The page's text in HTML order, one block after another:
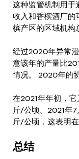
这种监管机制用于
收入和香槟酒厂的
槟产区的区域机构
经过2020年异常
意该年的产量比
情况。 2020年的
在2021年年初，
斤/公顷。2021年
斤/公顷，这表明
总结